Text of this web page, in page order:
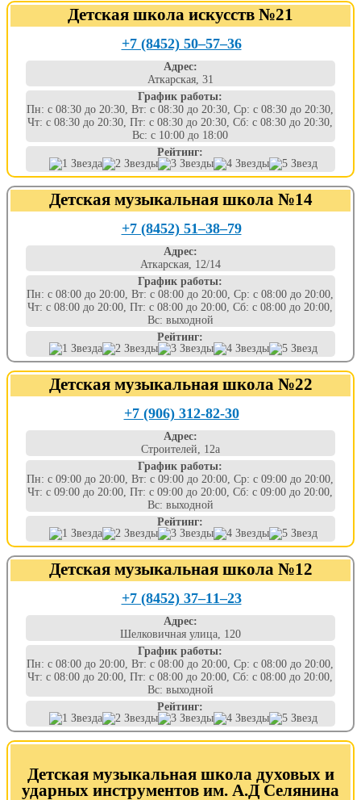
Детская школа искусств №21
+7 (8452) 50‒57‒36
Адрес:
Аткарская, 31
График работы:
Пн: с 08:30 до 20:30, Вт: с 08:30 до 20:30, Ср: с 08:30 до 20:30,
Чт: с 08:30 до 20:30, Пт: с 08:30 до 20:30, Сб: с 08:30 до 20:30,
Вс: с 10:00 до 18:00
Рейтинг:
Детская музыкальная школа №14
+7 (8452) 51‒38‒79
Адрес:
Аткарская, 12/14
График работы:
Пн: с 08:00 до 20:00, Вт: с 08:00 до 20:00, Ср: с 08:00 до 20:00,
Чт: с 08:00 до 20:00, Пт: с 08:00 до 20:00, Сб: с 08:00 до 20:00,
Вс: выходной
Рейтинг:
Детская музыкальная школа №22
+7 (906) 312-82-30
Адрес:
Строителей, 12а
График работы:
Пн: с 09:00 до 20:00, Вт: с 09:00 до 20:00, Ср: с 09:00 до 20:00,
Чт: с 09:00 до 20:00, Пт: с 09:00 до 20:00, Сб: с 09:00 до 20:00,
Вс: выходной
Рейтинг:
Детская музыкальная школа №12
+7 (8452) 37‒11‒23
Адрес:
Шелковичная улица, 120
График работы:
Пн: с 08:00 до 20:00, Вт: с 08:00 до 20:00, Ср: с 08:00 до 20:00,
Чт: с 08:00 до 20:00, Пт: с 08:00 до 20:00, Сб: с 08:00 до 20:00,
Вс: выходной
Рейтинг:
Детская музыкальная школа духовых и
ударных инструментов им. А.Д Селянина